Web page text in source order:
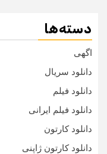
دسته‌ها
اگهی
دانلود سریال
دانلود فیلم
دانلود فیلم ایرانی
دانلود کارتون
دانلود کارتون ژاپنی